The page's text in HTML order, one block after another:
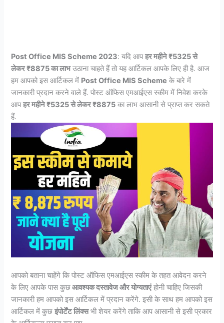
Post Office MIS Scheme 2023: यदि आपहर महीने ₹5325 से
लेकर ₹8875 का लाभउठाना चाहते हैं तो यह आर्टिकल आपके लिए ही है. आज
हम आपको इस आर्टिकल में Post Office MIS Scheme के बारे में
जानकारी प्रदान करने वाले हैं. पोस्ट ऑफिस एमआईएस स्कीम में निवेश करके
आपहर महीने ₹5325 से लेकर ₹8875 का लाभ आसानी से प्राप्त कर सकते
हैं.
आपको बताना चाहेंगे कि पोस्ट ऑफिस एमआईएस स्कीम के तहत आवेदन करने
के लिए आपके पास कुछआवश्यक दस्तावेज और योग्यताएंहोनी चाहिए जिसकी
जानकारी हम आपको इस आर्टिकल में प्रदान करेंगे. इसी के साथ हम आपको इस
आर्टिकल में कुछइंपोर्टेंट लिंक्सभी शेयर करेंगे ताकि आप आसानी से इसी प्रकार